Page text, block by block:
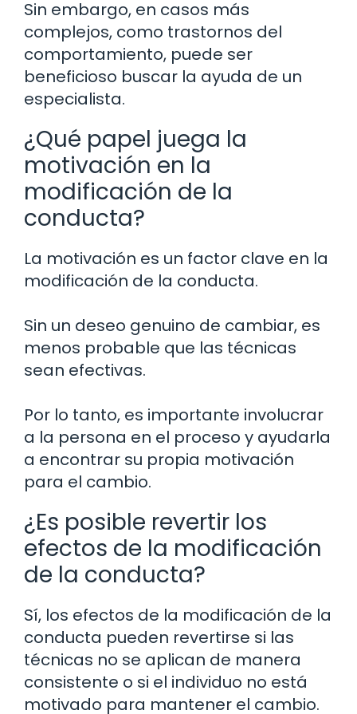
Sin embargo, en casos más
complejos, como trastornos del
comportamiento, puede ser
beneficioso buscar la ayuda de un
especialista.
¿Qué papel juega la
motivación en la
modificación de la
conducta?
La motivación es un factor clave en la
modificación de la conducta.
Sin un deseo genuino de cambiar, es
menos probable que las técnicas
sean efectivas.
Por lo tanto, es importante involucrar
a la persona en el proceso y ayudarla
a encontrar su propia motivación
para el cambio.
¿Es posible revertir los
efectos de la modificación
de la conducta?
Sí, los efectos de la modificación de la
conducta pueden revertirse si las
técnicas no se aplican de manera
consistente o si el individuo no está
motivado para mantener el cambio.